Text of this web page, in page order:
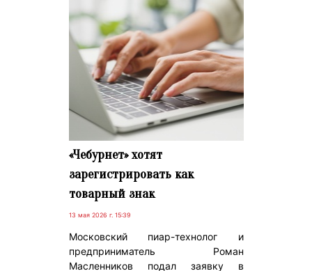
«Чебурнет» хотят
зарегистрировать как
товарный знак
13 мая 2026 г. 15:39
Московский пиар-технолог и
предприниматель Роман
Масленников подал заявку в